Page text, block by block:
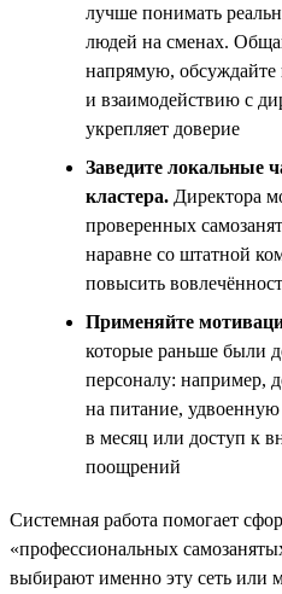
лучше понимать
людей на сменах.
напрямую, обсуждайте
и взаимодействию с
укрепляет доверие
Заведите локальные
кластера. Директора
проверенных
наравне со штатной
повысить
Применяйте
которые раньше были
персоналу: например,
на питание,
в месяц или доступ к
поощрений
Системная работа помогает
«профессиональных
выбирают именно эту сеть или